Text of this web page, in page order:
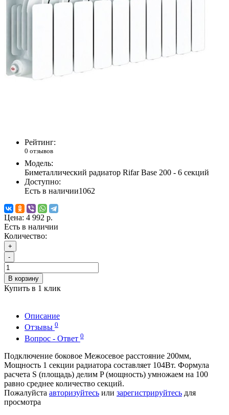
Рейтинг:
0 отзывов
Модель:
Биметаллический радиатор Rifar Base 200 - 6 секций
Доступно:
Есть в наличии1062
Цена: 4 992 р.
Есть в наличии
Количество:
+
-
В корзину
Купить в 1 клик
Описание
Отзывы 0
Вопрос - Ответ 0
Подключение боковое Межосевое расстояние 200мм,
Мощность 1 секции радиатора составляет 104Вт. Формула
расчета S (площадь) делим P (мощность) умножаем на 100
равно среднее количество секций.
Пожалуйста авторизуйтесь или зарегистрируйтесь для
просмотра